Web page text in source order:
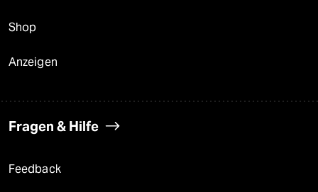
Shop
Anzeigen
Fragen & Hilfe
Feedback